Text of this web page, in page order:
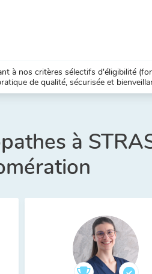
à nos critères sélectifs d'éligibilité
de qualité, sécurisée et
à